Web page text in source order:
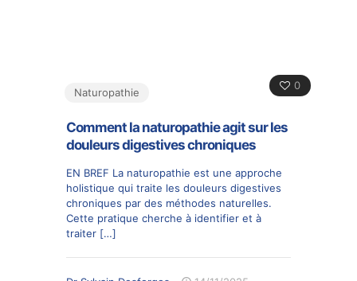
0
Naturopathie
Comment la naturopathie agit sur les
douleurs digestives chroniques
EN BREF La naturopathie est une approche
holistique qui traite les douleurs digestives
chroniques par des méthodes naturelles.
Cette pratique cherche à identifier et à
traiter […]